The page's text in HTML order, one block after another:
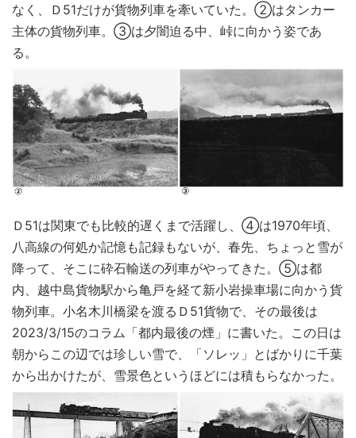
なく、Ｄ51だけが貨物列車を牽いていた。②はタンカー
主体の貨物列車。③は夕闇迫る中、峠に向かう姿であ
る。
Ｄ51は関東でも比較的遅くまで活躍し、④は1970年頃、
八高線の何処か記憶も記録もないが、春先、ちょっと雪が
降って、そこに砕石輸送の列車がやってきた。⑤は都
内、越中島貨物駅から亀戸を経て新小岩操車場に向かう貨
物列車。小名木川橋梁を渡るＤ51貨物で、その最後は
2023/3/15のコラム「都内最後の煙」に書いた。この日は
朝からこの辺では珍しい雪で、「ソレッ」とばかりに千葉
から出かけたが、雪景色というほどには積もらなかった。